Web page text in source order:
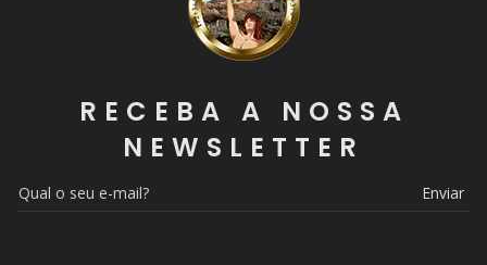
RECEBA A NOSSA
NEWSLETTER
Enviar